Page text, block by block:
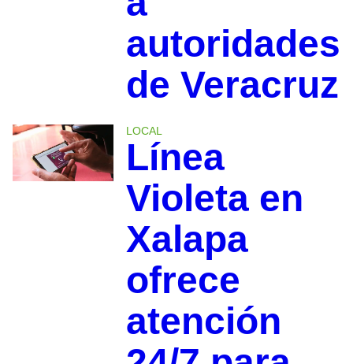
autoridades
de Veracruz
LOCAL
Línea
Violeta en
Xalapa
ofrece
atención